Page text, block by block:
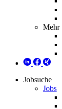
Mehr
Jobsuche
Jobs